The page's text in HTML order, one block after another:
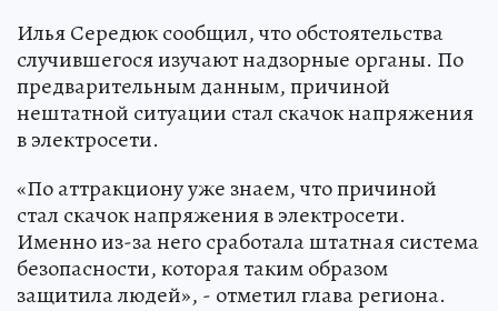
Илья Середюк сообщил, что обстоятельства
случившегося изучают надзорные органы. По
предварительным данным, причиной
нештатной ситуации стал скачок напряжения
в электросети.
«По аттракциону уже знаем, что причиной
стал скачок напряжения в электросети.
Именно из-за него сработала штатная система
безопасности, которая таким образом
защитила людей», - отметил глава региона.